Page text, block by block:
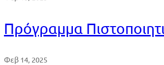
Πρόγραμμα
Φεβ 14, 2025